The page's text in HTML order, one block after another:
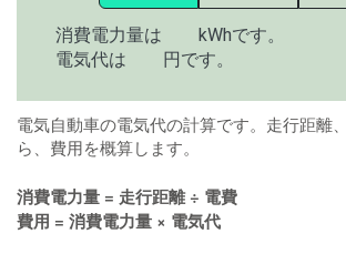
消費電力量は
kWhです。
電気代は
円です。
電気自動車の電気代の計算です。走行距離
ら、費用を概算します。
消費電力量 = 走行距離 ÷ 電費
費用 = 消費電力量 × 電気代